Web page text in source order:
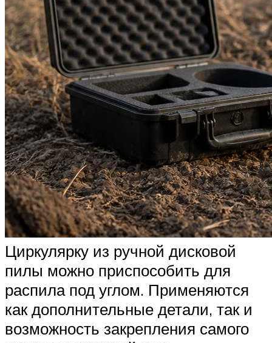
Циркулярку из ручной дисковой
пилы можно приспособить для
распила под углом. Применяются
как дополнительные детали, так и
возможность закрепления самого